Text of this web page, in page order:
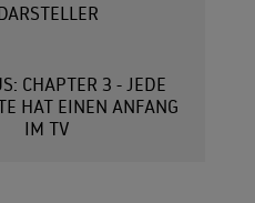
CHAPTER 3 - JEDE
HAT EINEN ANFANG
IM TV